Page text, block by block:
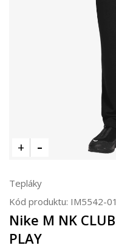
Tepláky
Kód produktu: IM5542-
Nike M NK
PLAY